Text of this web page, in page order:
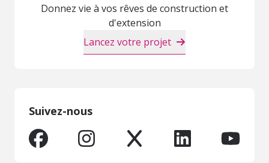
Donnez vie à vos rêves de construction et
d'extension
Lancez votre projet
Suivez-nous